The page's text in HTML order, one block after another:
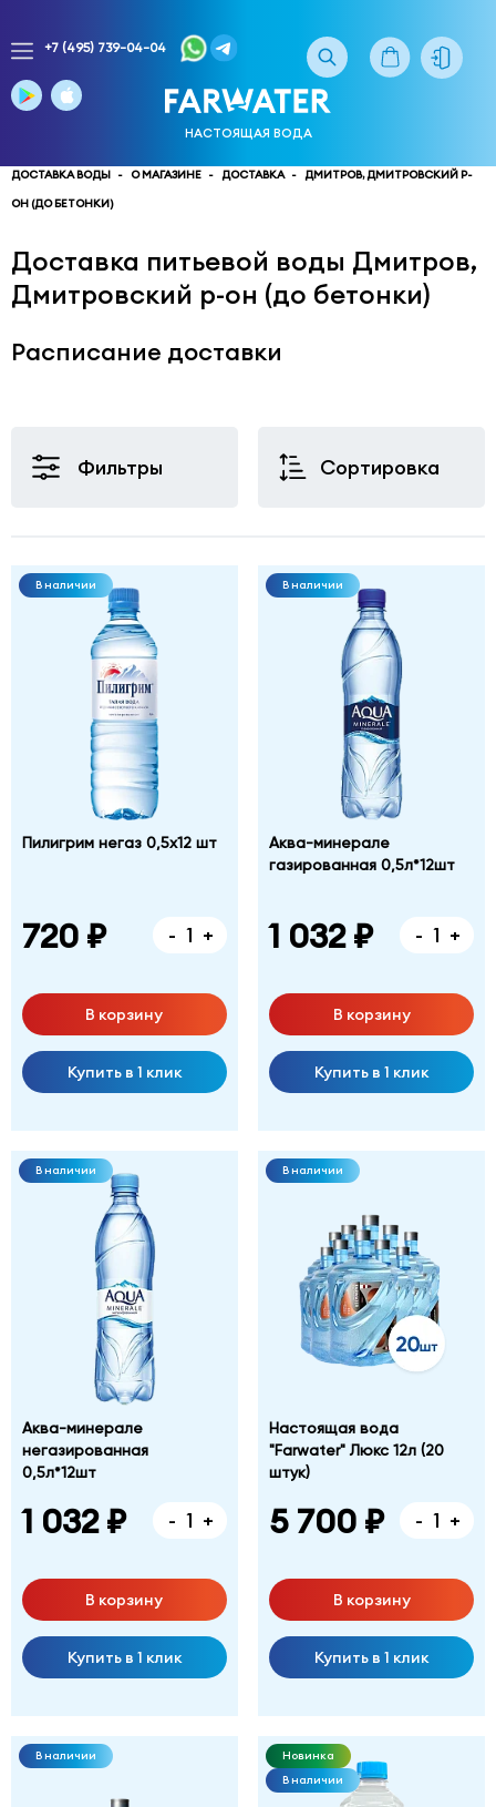
доставки
воды
многоканальный
service@truewater.ru
141033Московская
область Мытищинский
г.
Пироговскийулица
1,
корпус
+7 (495) 739-04-04
НАСТОЯЩАЯ ВОДА
ДОСТАВКА ВОДЫ О МАГАЗИНЕ ДОСТАВКА
ДМИТРОВ, ДМИТРОВСКИЙ Р-
ОН (ДО БЕТОНКИ)
Доставка питьевой воды Дмитров,
Дмитровский р-он (до бетонки)
Расписание доставки
Фильтры Сортировка
В наличии
Пилигрим негаз 0,5х12 шт
720 ₽ - +
В корзину
Купить в 1 клик
В наличии
Аква-минерале
газированная 0,5л*12шт
1 032 ₽ - +
В корзину
Купить в 1 клик
В наличии
Аква-минерале
негазированная
0,5л*12шт
1 032 ₽ - +
В корзину
Купить в 1 клик
В наличии
Настоящая вода
"Farwater" Люкс 12л (20
штук)
5 700 ₽ - +
В корзину
Купить в 1 клик
В наличии
Новинка
В наличии